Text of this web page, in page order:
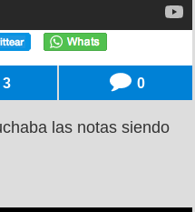
3 0
las notas siendo